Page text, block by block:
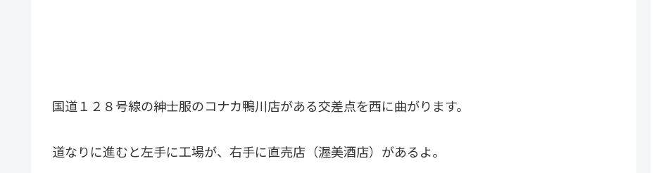
国道１２８号線の紳士服のコナカ鴨川店がある交差点を西に曲がります。
道なりに進むと左手に工場が、右手に直売店（渥美酒店）があるよ。